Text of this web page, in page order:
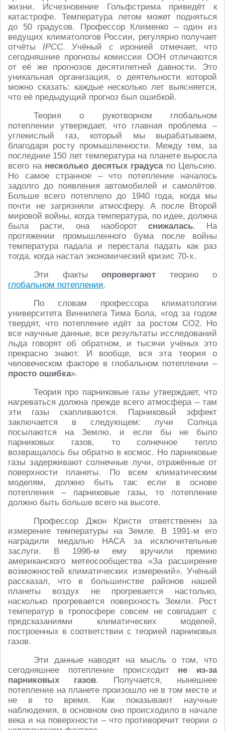
жизни. Исчезновение Гольфстрима приведёт к
катастрофе. Температура летом может подняться
до 50 градусов. Профессор Клименко – один из
ведущих климатологов России, регулярно получает
отчёты IPCC. Учёный с иронией отмечает, что
сегодняшние прогнозы комиссии ООН отличаются
от её же прогнозов десятилетней давности. Это
уникальная организация, о деятельности которой
можно сказать: каждые несколько лет выясняется,
что её предыдущий прогноз был ошибкой.
Теория о рукотворном глобальном
потеплении утверждает, что главная проблема –
углекислый газ, который мы вырабатываем,
благодаря росту промышленности. Между тем, за
последние 150 лет температура на планете выросла
всего на несколько десятых градусапо Цельсию.
Но самое странное – что потепление началось
задолго до появления автомобилей и самолётов.
Больше всего потеплело до 1940 года, когда мы
почти не загрязняли атмосферу. А после Второй
мировой войны, когда температура, по идее, должна
была расти, она наоборот снижалась. На
протяжении промышленного бума после войны
температура падала и перестала падать как раз
тогда, когда настал экономический кризис 70-х.
Эти факты опровергают теорию о
глобальном потеплении.
По словам профессора климатологии
университета Виннипега Тима Бола, «год за годом
твердят, что потепление идёт за ростом CO2. Но
все научные данные, все результаты исследований
льда говорят об обратном, и тысячи учёных это
прекрасно знают. И вообще, вся эта теория о
человеческом факторе в глобальном потеплении –
просто ошибка».
Теория про парниковые газы утверждает, что
нагреваться должна прежде всего атмосфера – там
эти газы скапливаются. Парниковый эффект
заключается в следующем: лучи Солнца
посылаются на Землю, и если бы не было
парниковых газов, то солнечное тепло
возвращалось бы обратно в космос. Но парниковые
газы задерживают солнечные лучи, отражённые от
поверхности планеты. По всем климатическим
моделям, должно быть так: если в основе
потепления – парниковые газы, то потепление
должно быть больше всего на высоте.
Профессор Джон Кристи ответственен за
измерение температуры на Земле. В 1991-м его
наградили медалью НАСА за исключительные
заслуги. В 1996-м ему вручили премию
американского метеосообщества «За расширение
возможностей климатических измерений». Учёный
рассказал, что в большинстве районов нашей
планеты воздух не прогревается настолько,
насколько прогревается поверхность Земли. Рост
температур в тропосфере совсем не совпадает с
предсказаниями климатических моделей,
построенных в соответствии с теорией парниковых
газов.
Эти данные наводят на мысль о том, что
сегодняшнее потепление происходит не из-за
парниковых газов. Получается, нынешнее
потепление на планете произошло не в том месте и
не в то время. Как показывают научные
наблюдения, в основном оно происходило в начале
века и на поверхности – что противоречит теории о